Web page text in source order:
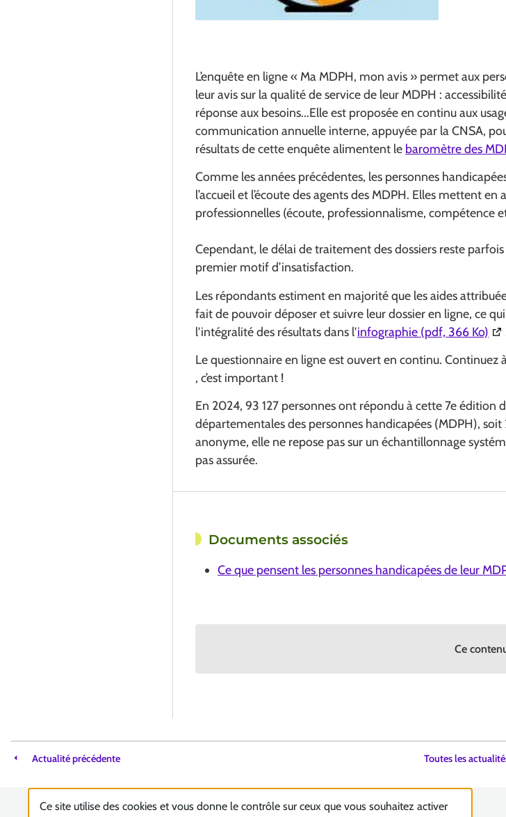
L’enquête en ligne « Ma MDPH, mon avis » permet aux
leur avis sur la qualité de service de leur MDPH :
réponse aux besoins...Elle est proposée en continu aux
communication annuelle interne, appuyée par la CNSA,
résultats de cette enquête alimentent le baromètre des
Comme les années précédentes, les personnes
l’accueil et l’écoute des agents des MDPH. Elles mettent
professionnelles (écoute, professionnalisme, compétence
Cependant, le délai de traitement des dossiers reste
premier motif d’insatisfaction.
Les répondants estiment en majorité que les aides
fait de pouvoir déposer et suivre leur dossier en ligne, ce
l'intégralité des résultats dans l'infographie (pdf, 366 Ko)
Le questionnaire en ligne est ouvert en continu. Continuez
, c’est important !
En 2024, 93 127 personnes ont répondu à cette 7e édition
départementales des personnes handicapées (MDPH), soit
anonyme, elle ne repose pas sur un échantillonnage
pas assurée.
Documents associés
Ce que pensent les personnes handicapées de leur
Ce
Actualité précédente Toutes les
Ce site utilise des cookies et vous donne le contrôle sur ceux que vous souhaitez activer